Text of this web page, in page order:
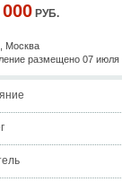
РУБ.
Москва
размещено 07 июля